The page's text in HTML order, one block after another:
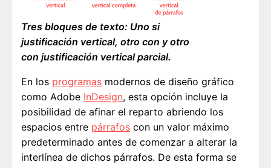
Tres bloques de texto: Uno si
justificación vertical, otro con y otro
con justificación vertical parcial.
En los programas modernos de diseño gráfico
como Adobe InDesign, esta opción incluye la
posibilidad de afinar el reparto abriendo los
espacios entre párrafos con un valor máximo
predeterminado antes de comenzar a alterar la
interlínea de dichos párrafos. De esta forma se